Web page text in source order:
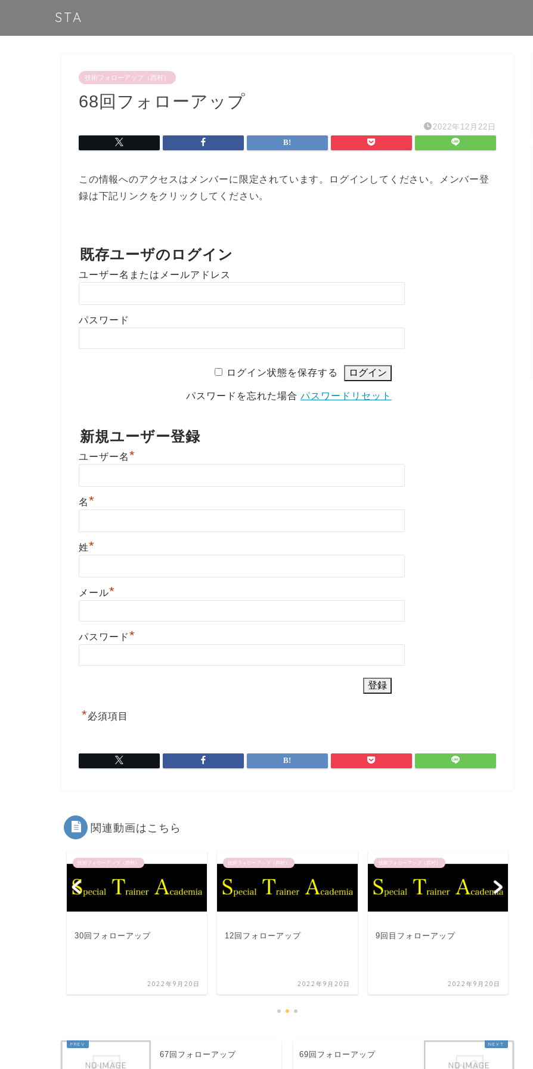
STA
技術フォローアップ（西村）
68回フォローアップ
2022年12月22日
この情報へのアクセスはメンバーに限定されています。ログインしてください。メンバー登
録は下記リンクをクリックしてください。
既存ユーザのログイン
ユーザー名またはメールアドレス
パスワード
ログイン状態を保存する
パスワードを忘れた場合 パスワードリセット
新規ユーザー登録
ユーザー名*
名*
姓*
メール*
パスワード*
*必須項目
関連動画はこちら
技術フォローアップ（西村）
30回フォローアップ
2022年9月20日
技術フォローアップ（西村）
12回フォローアップ
2022年9月20日
技術フォローアップ（西村）
9回目フォローアップ
2022年9月20日
67回フォローアップ 69回フォローアップ